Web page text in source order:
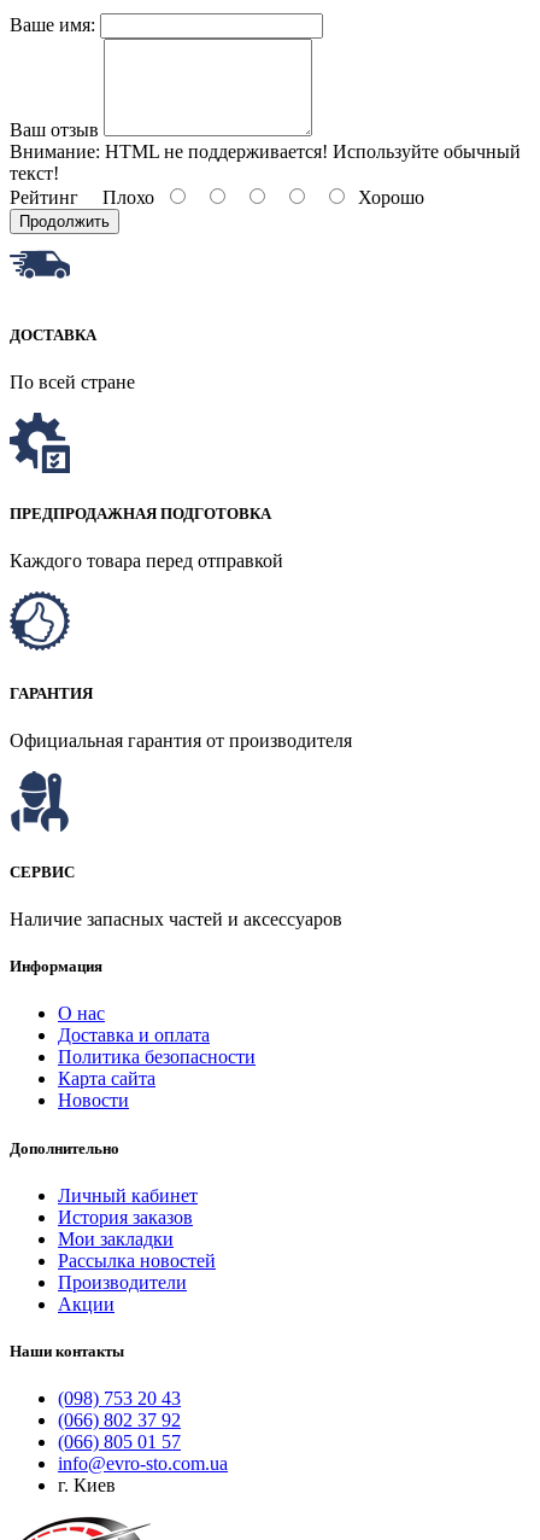
Ваше имя:
Ваш отзыв
Внимание: HTML не поддерживается! Используйте обычный
текст!
Рейтинг Плохо Хорошо
Продолжить
ДОСТАВКА
По всей стране
ПРЕДПРОДАЖНАЯ ПОДГОТОВКА
Каждого товара перед отправкой
ГАРАНТИЯ
Официальная гарантия от производителя
СЕРВИС
Наличие запасных частей и аксессуаров
Информация
О нас
Доставка и оплата
Политика безопасности
Карта сайта
Новости
Дополнительно
Личный кабинет
История заказов
Мои закладки
Рассылка новостей
Производители
Акции
Наши контакты
(098) 753 20 43
(066) 802 37 92
(066) 805 01 57
info@evro-sto.com.ua
г. Киев